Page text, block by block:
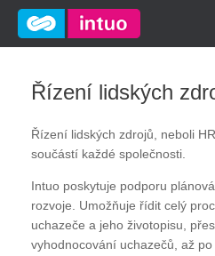
Řízení lidských
Řízení lidských zdrojů, neboli
součástí každé společnosti.
Intuo poskytuje podporu
rozvoje. Umožňuje řídit celý
uchazeče a jeho životopisu,
vyhodnocování uchazečů, až